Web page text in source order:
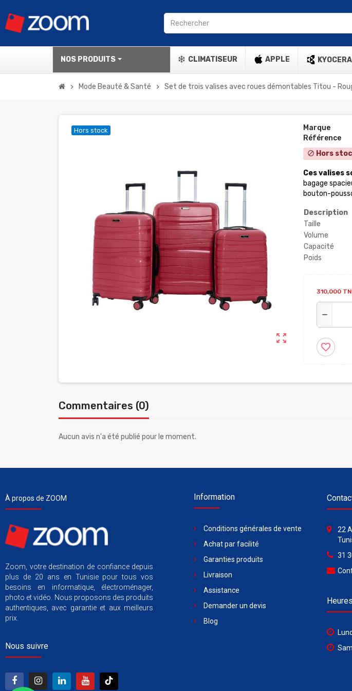
NOS PRODUITS CLIMATISEUR APPLE KYOCERA
chevron_right Mode Beauté & Santé chevron_right Set de trois valises avec roues démontables Titou -
zoom_out_map
Hors stock Marque
Référence
block Hors
Ces valises
bagage
bouton-
Description
Taille
Volume
Capacité
Poids
310,000
remove
favorite_border
Commentaires (0)
Aucun avis n'a été publié pour le moment.
À propos de ZOOM
Zoom, votre destination de confiance depuis
plus de 20 ans en Tunisie pour tous vos
besoins en informatique, électroménager,
photo et vidéo. Nous proposons des produits
authentiques, avec garantie et aux meilleurs
prix.
Nous suivre
Information
Conditions générales de vente
Achat par facilité
Garanties produits
Livraison
Assistance
Demander un devis
Blog
22
31